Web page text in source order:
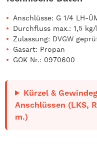
Anschlüsse: G 1/4 LH-
Durchfluss max.: 1,5 kg/
Zulassung: DVGW
Gasart: Propan
GOK Nr.: 0970600
Kürzel &
Anschlüssen (LKS,
m.)